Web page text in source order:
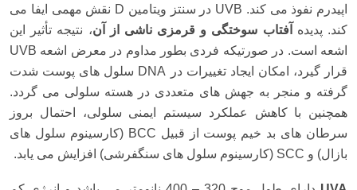
اپیدرم نفوذ می كند. UVB در سنتز ویتامین D نقش مهمی ایفا می
كند. پدیده
آفتاب سوختگی و قرمزی ناشی از آن، نتیجه تأثیر این
اشعه است. در صورتیكه فردی بطور مداوم در معرض اشعه UVB
قرار گیرد، امكان ایجاد تغییرات در DNA سلول های پوست شدت
گرفته و منجر به جهش های متعددی در هسته سلولی می گردد.
همچنین با كاهش عملكرد سیستم ایمنی سلولی، احتمال بروز
سرطان های بد خیم پوست از قبیل BCC (كارسینوم سلول های
بازال) و SCC (كارسینوم سلول های سنگفرشی) افزایش می یابد.